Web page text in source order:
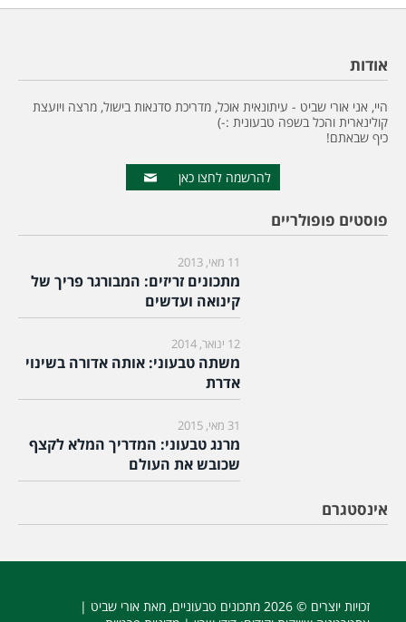
אודות
היי, אני אורי שביט - עיתונאית אוכל, מדריכת סדנאות בישול, מרצה ויועצת
קולינארית והכל בשפה טבעונית :-)
כיף שבאתם!
להרשמה לחצו כאן
פוסטים פופולריים
11 מאי, 2013
מתכונים זריזים: המבורגר פריך של
קינואה ועדשים
12 ינואר, 2014
משתה טבעוני: אותה אדורה בשינוי
אדרת
31 מאי, 2015
מרנג טבעוני: המדריך המלא לקצף
שכובש את העולם
אינסטגרם
זכויות יוצרים © 2026 מתכונים טבעוניים, מאת אורי שביט |